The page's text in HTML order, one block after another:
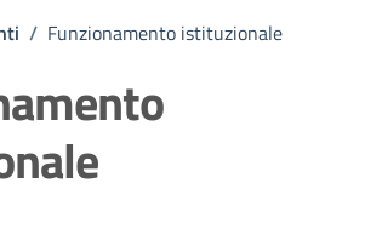
/ Funzionamento istituzionale